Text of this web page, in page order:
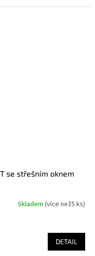
Skladem (více než5 ks)
DETAIL